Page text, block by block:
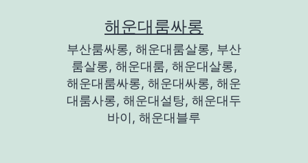
해운대룸싸롱
부산룸싸롱, 해운대룸살롱, 부산
룸살롱, 해운대룸, 해운대살롱,
해운대룸싸롱, 해운대싸롱, 해운
대룸사롱, 해운대설탕, 해운대두
바이, 해운대블루